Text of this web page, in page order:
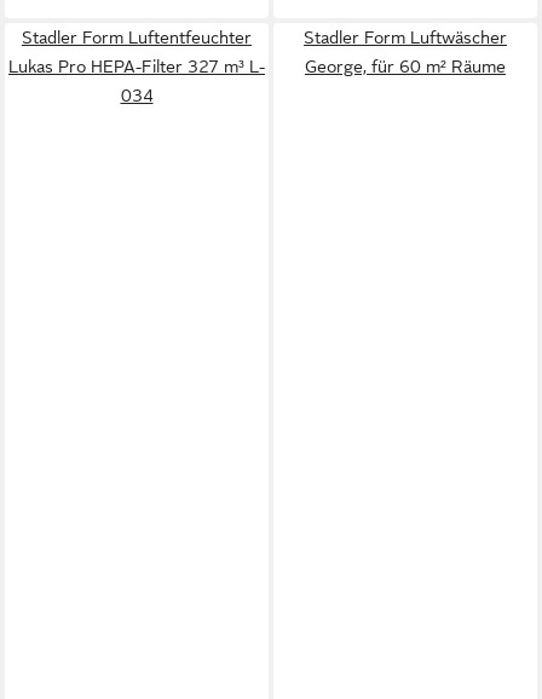
Stadler Form Luftentfeuchter
Lukas Pro HEPA-Filter 327 m³ L-
034
Stadler Form Luftwäscher
George, für 60 m² Räume